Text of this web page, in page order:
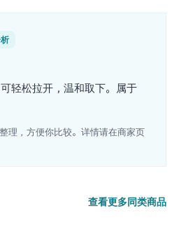
轻松拉开，温和取下。属于
理，方便你比较。详情请在商家页
查看更多同类商品